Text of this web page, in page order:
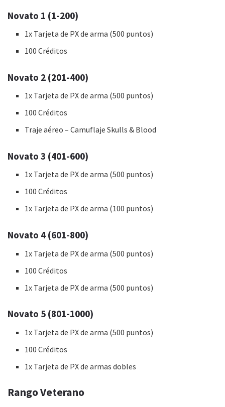
Novato 1 (1-200)
1x Tarjeta de PX de arma (500 puntos)
100 Créditos
Novato 2 (201-400)
1x Tarjeta de PX de arma (500 puntos)
100 Créditos
Traje aéreo – Camuflaje Skulls & Blood
Novato 3 (401-600)
1x Tarjeta de PX de arma (500 puntos)
100 Créditos
1x Tarjeta de PX de arma (100 puntos)
Novato 4 (601-800)
1x Tarjeta de PX de arma (500 puntos)
100 Créditos
1x Tarjeta de PX de arma (500 puntos)
Novato 5 (801-1000)
1x Tarjeta de PX de arma (500 puntos)
100 Créditos
1x Tarjeta de PX de armas dobles
Rango Veterano